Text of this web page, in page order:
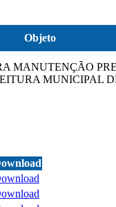
Objeto
MANUTENÇÃO
MUNICIPAL